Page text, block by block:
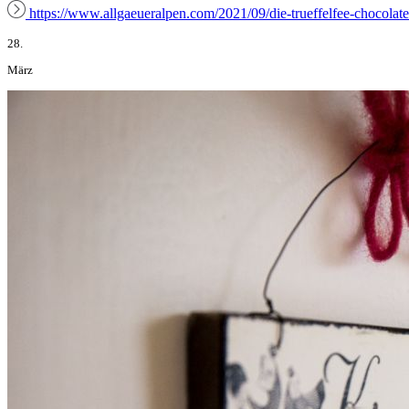
https://www.allgaeueralpen.com/2021/09/die-trueffelfee-
28.
März